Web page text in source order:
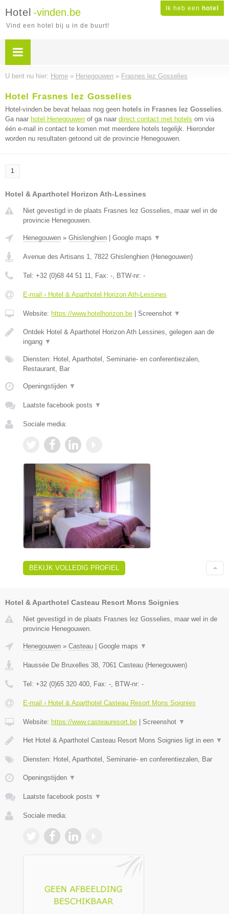
Ik heb een hotel
Hotel -vinden.be
Vind een hotel bij u in de buurt!
U bent nu hier: Home » Henegouwen » Frasnes lez Gosselies
Hotel Frasnes lez Gosselies
Hotel-vinden.be bevat helaas nog geen hotels in Frasnes lez Gosselies.
Ga naar hotel Henegouwen of ga naar direct contact met hotels om via
één e-mail in contact te komen met meerdere hotels tegelijk. Hieronder
worden nu resultaten getoond uit de provincie Henegouwen.
1
Hotel & Aparthotel Horizon Ath-Lessines
Niet gevestigd in de plaats Frasnes lez Gosselies, maar wel in de
provincie Henegouwen.
Henegouwen » Ghislenghien Google maps ▼
Avenue des Artisans 1, 7822 Ghislenghien (Henegouwen)
Tel: +32 (0)68 44 51 11, Fax: -, BTW-nr: -
E-mail › Hotel & Aparthotel Horizon Ath-Lessines
Website: https://www.hotelhorizon.be Screenshot ▼
Ontdek Hotel & Aparthotel Horizon Ath Lessines, gelegen aan de
ingang ▼
Diensten: Hotel, Aparthotel, Seminarie- en conferentiezalen,
Restaurant, Bar
Openingstijden ▼
Laatste facebook posts ▼
Sociale media:
BEKIJK VOLLEDIG PROFIEL
Hotel & Aparthotel Casteau Resort Mons Soignies
Niet gevestigd in de plaats Frasnes lez Gosselies, maar wel in de
provincie Henegouwen.
Henegouwen » Casteau | Google maps ▼
Haussée De Bruxelles 38 7061 Casteau (Henegouwen)
Tel: +32 (0)65 320 400 , Fax: - , BTW-nr: -
E-mail › Hotel & Aparthotel Casteau Resort Mons Soignies
Website: https://www.casteauresort.be | Screenshot ▼
Het Hotel & Aparthotel Casteau Resort Mons Soignies ligt in een ▼
Diensten: Hotel, Aparthotel, Seminarie- en conferentiezalen, Bar
Openingstijden ▼
Laatste facebook posts ▼
Sociale media: